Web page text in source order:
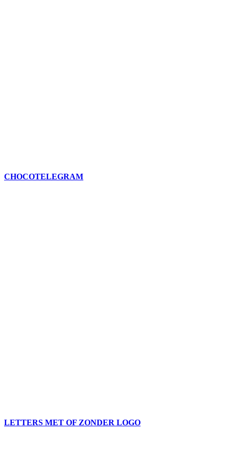
CHOCOTELEGRAM
LETTERS MET OF ZONDER LOGO